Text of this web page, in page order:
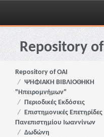
Skip
navigationRepository
Repository of OAI
ΨΗΦΙΑΚΗ ΒΙΒΛΙΟΘΗΚΗ
"Ηπειρομνήμων"
Περιοδικές Εκδόσεις
Επιστημονικές Επετηρίδες
Πανεπιστημίου Ιωαννίνων
Δωδώνη